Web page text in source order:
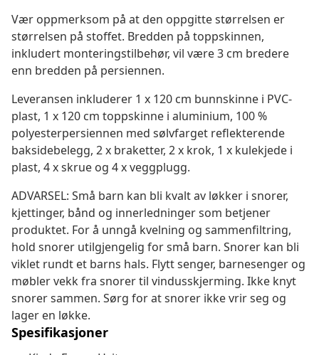
Vær oppmerksom på at den oppgitte størrelsen er
størrelsen på stoffet. Bredden på toppskinnen,
inkludert monteringstilbehør, vil være 3 cm bredere
enn bredden på persiennen.
Leveransen inkluderer 1 x 120 cm bunnskinne i PVC-
plast, 1 x 120 cm toppskinne i aluminium, 100 %
polyesterpersiennen med sølvfarget reflekterende
baksidebelegg, 2 x braketter, 2 x krok, 1 x kulekjede i
plast, 4 x skrue og 4 x veggplugg.
ADVARSEL: Små barn kan bli kvalt av løkker i snorer,
kjettinger, bånd og innerledninger som betjener
produktet. For å unngå kvelning og sammenfiltring,
hold snorer utilgjengelig for små barn. Snorer kan bli
viklet rundt et barns hals. Flytt senger, barnesenger og
møbler vekk fra snorer til vindusskjerming. Ikke knyt
snorer sammen. Sørg for at snorer ikke vrir seg og
lager en løkke.
Spesifikasjoner